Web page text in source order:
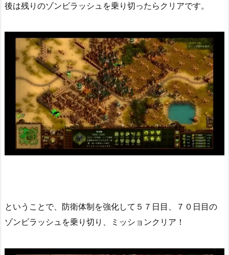
後は残りのゾンビラッシュを乗り切ったらクリアです。
ということで、防衛体制を強化して５７日目、７０日目の
ゾンビラッシュを乗り切り、ミッションクリア！